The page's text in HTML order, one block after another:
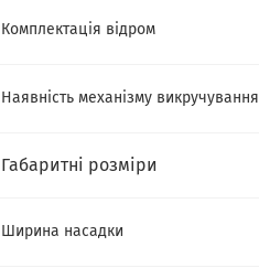
Комплектація відром
Наявність механізму викручування
Габаритні розміри
Ширина насадки